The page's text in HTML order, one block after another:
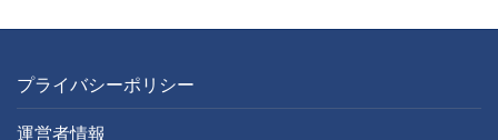
プライバシーポリシー
運営者情報